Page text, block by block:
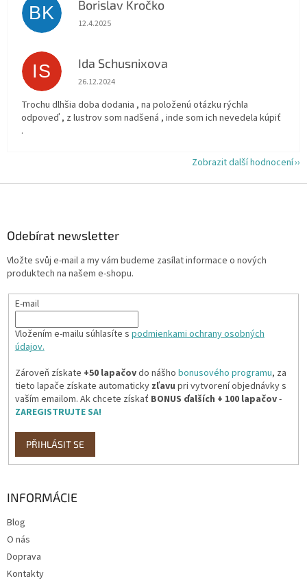
BK Borislav Kročko
Hodnocení obchodu je 5 z 5 hvězdiček.
12.4.2025
IS Ida Schusnixova
Hodnocení obchodu je 5 z 5 hvězdiček.
26.12.2024
Trochu dlhšia doba dodania , na položenú otázku rýchla
odpoveď , z lustrov som nadšená , inde som ich nevedela kúpiť
.
Zobrazit další hodnocení
Odebírat newsletter
Vložte svůj e-mail a my vám budeme zasílat informace o nových
produktech na našem e-shopu.
E-mail
Vložením e-mailu súhlasíte s podmienkami ochrany osobných
údajov.
Zároveň získate +50 lapačovdo nášho bonusového programu, za
tieto lapače získate automaticky zľavu pri vytvorení objednávky s
vaším emailom. Ak chcete získať BONUS ďalších + 100 lapačov-
ZAREGISTRUJTE SA!
PŘIHLÁSIT SE
INFORMÁCIE
Blog
O nás
Doprava
Kontakty